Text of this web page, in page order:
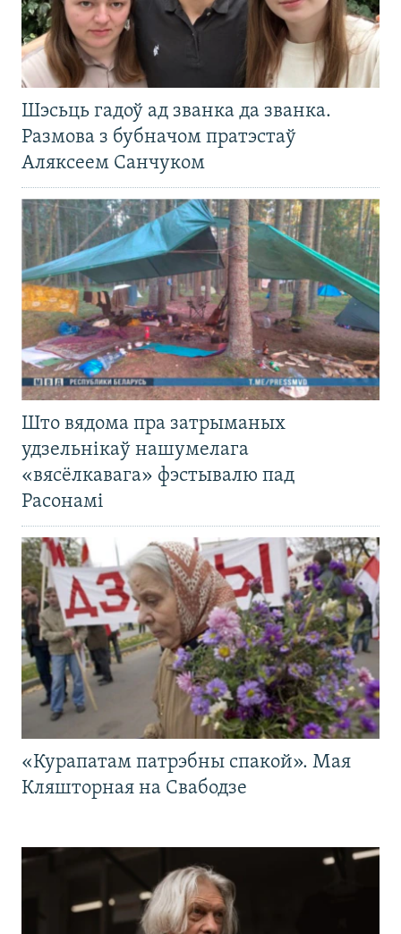
Шэсьць гадоў ад званка да званка.
Размова з бубначом пратэстаў
Аляксеем Санчуком
Што вядома пра затрыманых
удзельнікаў нашумелага
«вясёлкавага» фэстывалю пад
Расонамі
«Курапатам патрэбны спакой». Мая
Кляшторная на Свабодзе